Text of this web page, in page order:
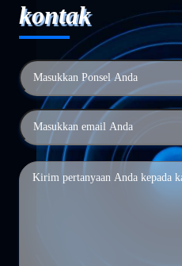
kontak